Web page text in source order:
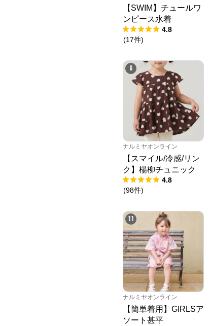
【SWIM】チュールワ
ンピース水着
4.8
(17件)
6
ナルミヤオンライン
【スマイル/冷感/リン
ク】楊柳チュニック
4.8
(98件)
11
ナルミヤオンライン
【簡単着用】GIRLSア
ソート甚平